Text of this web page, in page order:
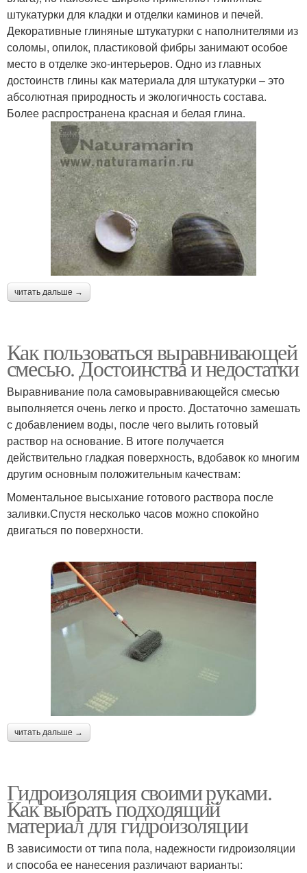
штукатурки для кладки и отделки каминов и печей.
Декоративные глиняные штукатурки с наполнителями из
соломы, опилок, пластиковой фибры занимают особое
место в отделке эко-интерьеров. Одно из главных
достоинств глины как материала для штукатурки – это
абсолютная природность и экологичность состава.
Более распространена красная и белая глина.
читать дальше →
Как пользоваться выравнивающей
смесью. Достоинства и недостатки
Выравнивание пола самовыравнивающейся смесью
выполняется очень легко и просто. Достаточно замешать
с добавлением воды, после чего вылить готовый
раствор на основание. В итоге получается
действительно гладкая поверхность, вдобавок ко многим
другим основным положительным качествам:
Моментальное высыхание готового раствора после
заливки.Спустя несколько часов можно спокойно
двигаться по поверхности.
читать дальше →
Гидроизоляция своими руками.
Как выбрать подходящий
материал для гидроизоляции
В зависимости от типа пола, надежности гидроизоляции
и способа ее нанесения различают варианты: